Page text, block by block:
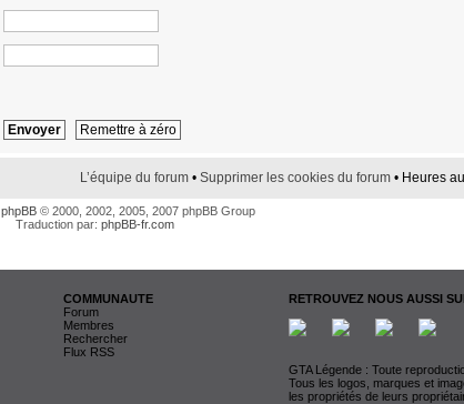
L’équipe du forum • Supprimer les cookies du forum • Heures
phpBB © 2000, 2002, 2005, 2007 phpBB Group
Traduction par: phpBB-fr.com
COMMUNAUTE
Forum
Membres
Rechercher
Flux RSS
RETROUVEZ NOUS AUSSI
GTA Légende : Toute
Tous les logos, marques et
les propriétés de leurs